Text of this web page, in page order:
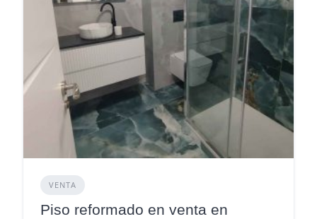
VENTA
Piso reformado en venta en